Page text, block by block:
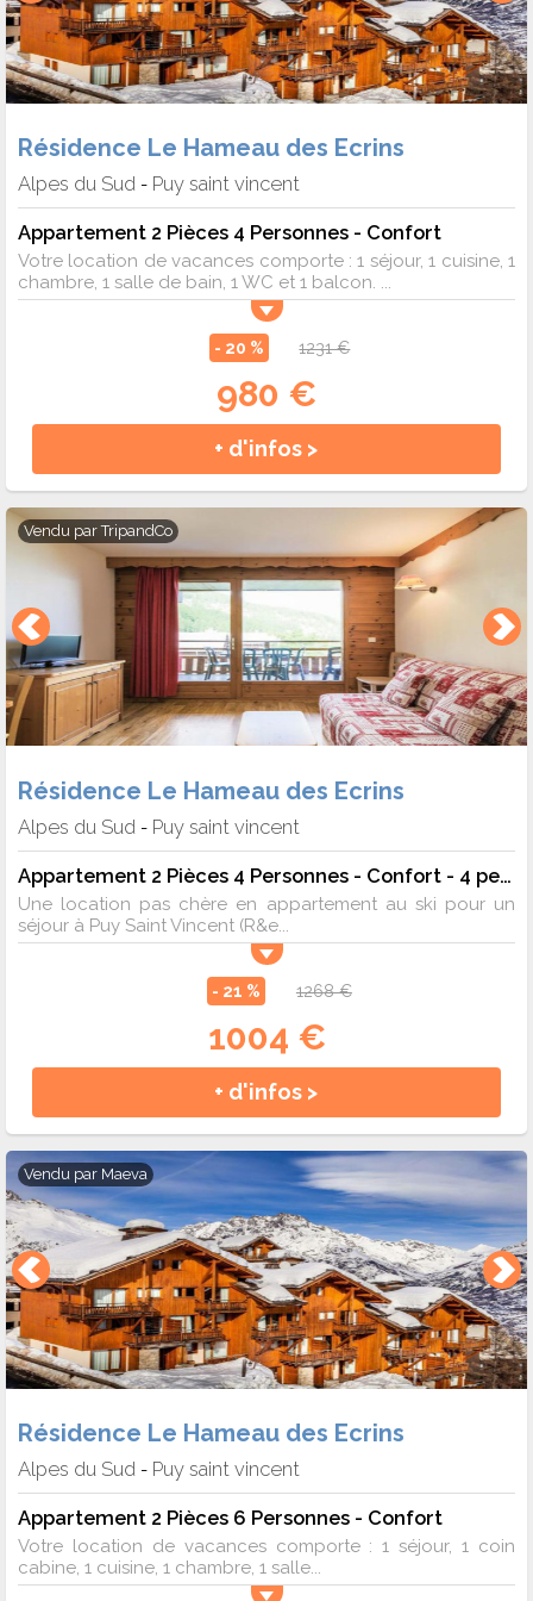
Résidence Le Hameau des Ecrins
Alpes du Sud - Puy saint vincent
Appartement 2 Pièces 4 Personnes - Confort
Votre location de vacances comporte : 1 séjour, 1 cuisine, 1
chambre, 1 salle de bain, 1 WC et 1 balcon. ...
- 20 % 1231 €
980 €
+ d'infos >
Vendu parTripandCo
Résidence Le Hameau des Ecrins
Alpes du Sud - Puy saint vincent
Appartement 2 Pièces 4 Personnes - Confort - 4 pers. - 25m2 - TV
Une location pas chère en appartement au ski pour un
séjour à Puy Saint Vincent (R&e...
- 21 % 1268 €
1004 €
+ d'infos >
Vendu par Maeva
Résidence Le Hameau des Ecrins
Alpes du Sud - Puy saint vincent
Appartement 2 Pièces 6 Personnes - Confort
Votre location de vacances comporte : 1 séjour, 1 coin
cabine, 1 cuisine, 1 chambre, 1 salle...